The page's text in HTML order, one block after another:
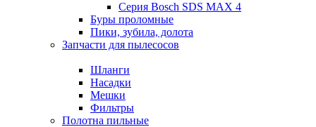
Серия Bosch SDS MAX 4
Буры проломные
Пики, зубила, долота
Запчасти для пылесосов
Шланги
Насадки
Мешки
Фильтры
Полотна пильные